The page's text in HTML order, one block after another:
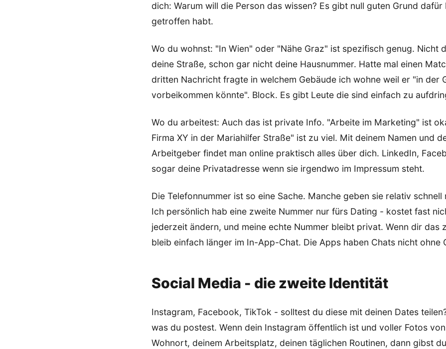
dich: Warum will die Person das wissen? Es gibt null guten Grund
getroffen habt.
Wo du wohnst: "In Wien" oder "Nähe Graz" ist spezifisch genug. Nicht
deine Straße, schon gar nicht deine Hausnummer. Hatte mal einen
dritten Nachricht fragte in welchem Gebäude ich wohne weil er "in der
vorbeikommen könnte". Block. Es gibt Leute die sind einfach zu
Wo du arbeitest: Auch das ist private Info. "Arbeite im Marketing" ist
Firma XY in der Mariahilfer Straße" ist zu viel. Mit deinem Namen und
Arbeitgeber findet man online praktisch alles über dich. LinkedIn,
sogar deine Privatadresse wenn sie irgendwo im Impressum steht.
Die Telefonnummer ist so eine Sache. Manche geben sie relativ schnell
Ich persönlich hab eine zweite Nummer nur fürs Dating - kostet fast
jederzeit ändern, und meine echte Nummer bleibt privat. Wenn dir das
bleib einfach länger im In-App-Chat. Die Apps haben Chats nicht ohne
Social Media - die zweite Identität
Instagram, Facebook, TikTok - solltest du diese mit deinen Dates
was du postest. Wenn dein Instagram öffentlich ist und voller Fotos
Wohnort, deinem Arbeitsplatz, deinen täglichen Routinen, dann gibst